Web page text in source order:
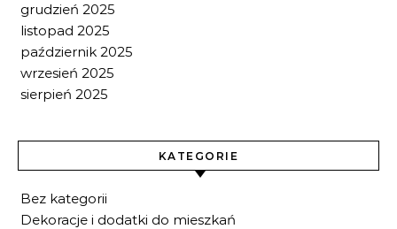
grudzień 2025
listopad 2025
październik 2025
wrzesień 2025
sierpień 2025
KATEGORIE
Bez kategorii
Dekoracje i dodatki do mieszkań